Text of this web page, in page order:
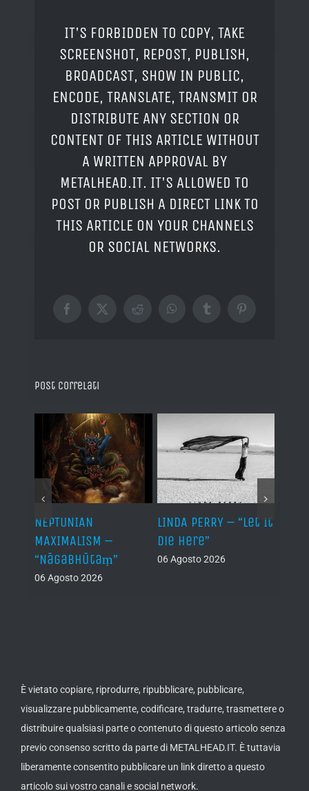
IT'S FORBIDDEN TO COPY, TAKE
SCREENSHOT, REPOST, PUBLISH,
BROADCAST, SHOW IN PUBLIC,
ENCODE, TRANSLATE, TRANSMIT OR
DISTRIBUTE ANY SECTION OR
CONTENT OF THIS ARTICLE WITHOUT
A WRITTEN APPROVAL BY
METALHEAD.IT. IT'S ALLOWED TO
POST OR PUBLISH A DIRECT LINK TO
THIS ARTICLE ON YOUR CHANNELS
OR SOCIAL NETWORKS.
Facebook
X RedditWhatsAppTumblrPinterest
Post correlati
NEPTUNIAN
MAXIMALISM –
“Nāgabhūtaṃ”
06 Agosto 2026
LINDA PERRY – “Let It
Die Here”
06 Agosto 2026
È vietato copiare, riprodurre, ripubblicare, pubblicare,
visualizzare pubblicamente, codificare, tradurre, trasmettere o
distribuire qualsiasi parte o contenuto di questo articolo senza
previo consenso scritto da parte di METALHEAD.IT. È tuttavia
liberamente consentito pubblicare un link diretto a questo
articolo sui vostro canali e social network.